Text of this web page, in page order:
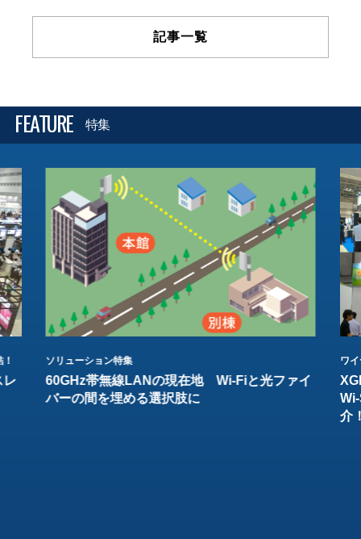
記事一覧
FEATURE 特集
レ
ソリューション特集
60GHz帯無線LANの現在地 Wi-Fiと光ファイ
バーの間を埋める選択肢に
ワ
介